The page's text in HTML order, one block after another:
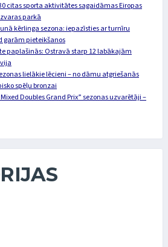
citas sporta aktivitātes sagaidāmas Eiropas
parkā
kērlinga sezona: iepazīsties ar turnīru
garām pieteikšanos
paplašinās: Ostravā starp 12 labākajām
lielākie lēcieni – no dāmu atgriešanās
spēļu bronzai
Doubles Grand Prix” sezonas uzvarētāji –